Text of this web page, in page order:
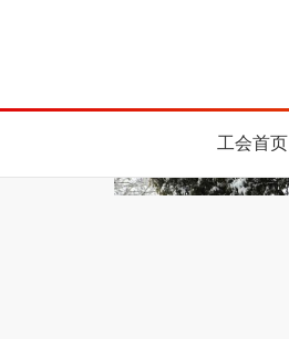
工会首页